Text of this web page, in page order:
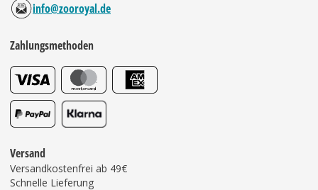
info@zooroyal.de
Zahlungsmethoden
Versand
Versandkostenfrei ab 49€
Schnelle Lieferung